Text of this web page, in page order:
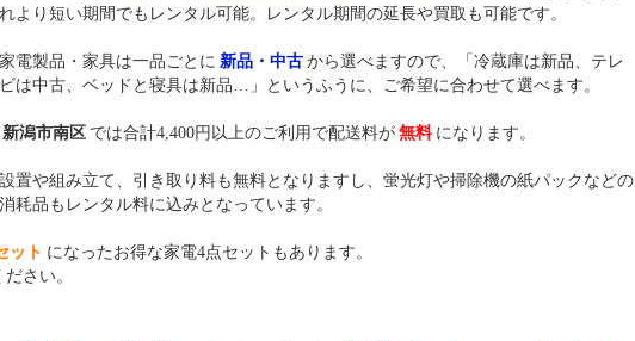
れより短い期間でもレンタル可能。レンタル期間の延長や買取も可能です。
家電製品・家具は一品ごとに 新品・中古から選べますので、「冷蔵庫は新品、テレ
ビは中古、ベッドと寝具は新品…」というふうに、ご希望に合わせて選べます。
新潟市南区 では合計4,400円以上のご利用で配送料が 無料 になります。
設置や組み立て、引き取り料も無料となりますし、蛍光灯や掃除機の紙パックなどの
消耗品もレンタル料に込みとなっています。
ット になったお得な家電4点セットもあります。
さい。